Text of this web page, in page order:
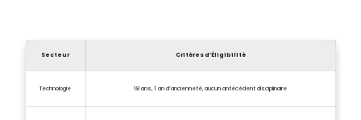
Secteur Critères d’Éligibilité
Technologie 18 ans, 1 an d’ancienneté, aucun antécédent disciplinaire